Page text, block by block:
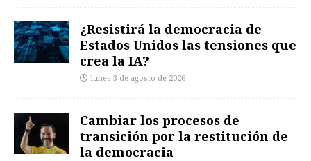
¿Resistirá la democracia de
Estados Unidos las tensiones que
crea la IA?
lunes 3 de agosto de 2026
Cambiar los procesos de
transición por la restitución de
la democracia